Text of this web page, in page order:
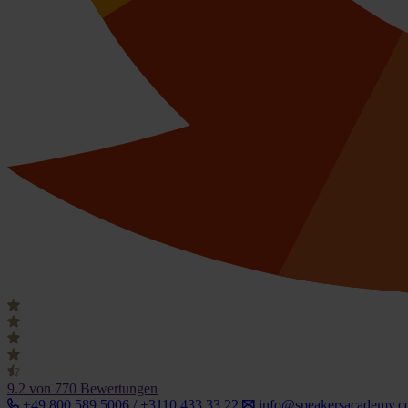
9.2 von 770 Bewertungen
+49 800 589 5006 / +3110 433 33 22